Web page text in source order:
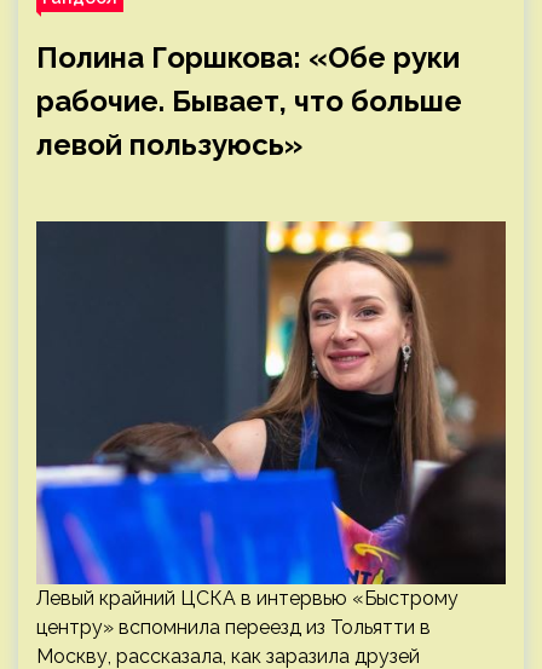
Полина Горшкова: «Обе руки
рабочие. Бывает, что больше
левой пользуюсь»
Левый крайний ЦСКА в интервью «Быстрому
центру» вспомнила переезд из Тольятти в
Москву, рассказала, как заразила друзей